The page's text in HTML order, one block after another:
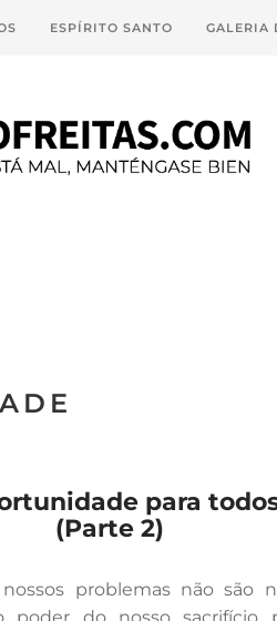
ESPÍRITO SANTO GALERIA
para
(Parte 2)
problemas não são